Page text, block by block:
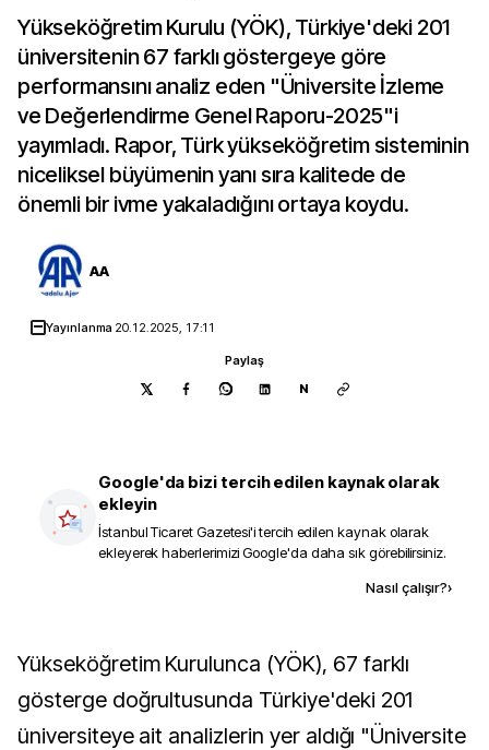
Yükseköğretim Kurulu (YÖK), Türkiye'deki 201
üniversitenin 67 farklı göstergeye göre
performansını analiz eden "Üniversite İzleme
ve Değerlendirme Genel Raporu-2025"i
yayımladı. Rapor, Türk yükseköğretim sisteminin
niceliksel büyümenin yanı sıra kalitede de
önemli bir ivme yakaladığını ortaya koydu.
AA
Yayınlanma 20.12.2025, 17:11
Paylaş
N
Google'da bizi tercih edilen kaynak olarak
ekleyin
İstanbul Ticaret Gazetesi'i tercih edilen kaynak olarak
ekleyerek haberlerimizi Google'da daha sık görebilirsiniz.
Nasıl çalışır?›
Yükseköğretim Kurulunca (YÖK), 67 farklı
gösterge doğrultusunda Türkiye'deki 201
üniversiteye ait analizlerin yer aldığı "Üniversite